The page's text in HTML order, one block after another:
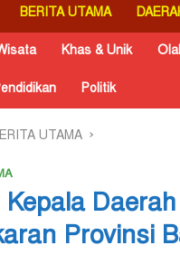
BERITA UTAMA
Khas & Unik
Politik
UTAMA
Kepala
Provinsi